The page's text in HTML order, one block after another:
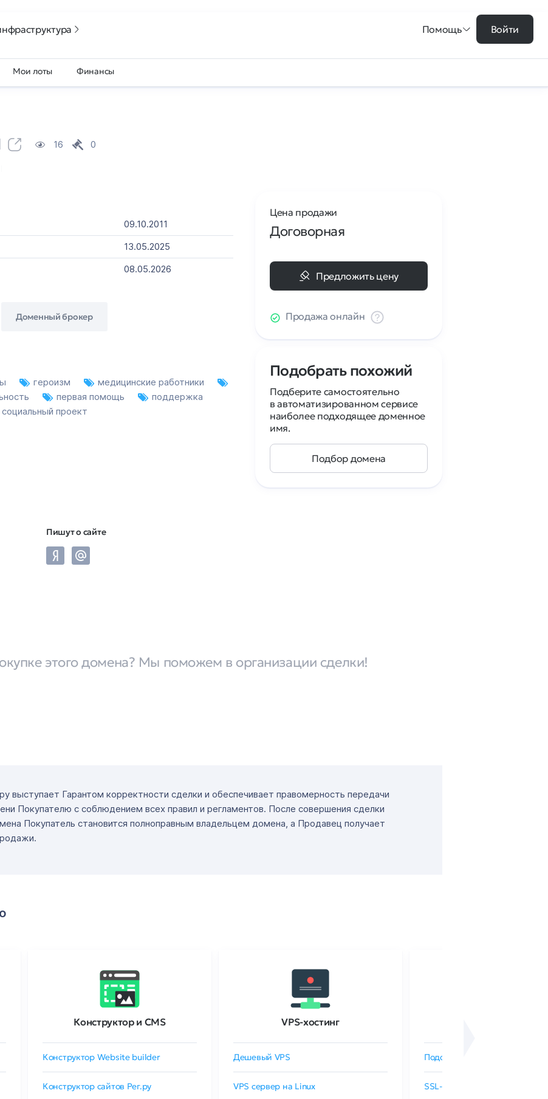
Помощь Войти
Мои лоты Финансы
16 0
09.10.2011
13.05.2025
08.05.2026
Доменный брокер
героизм
медицинские работники
первая помощь
поддержка
социальный проект
Пишут о сайте
Цена продажи
Договорная
Предложить цену
Продажа онлайн
Подобрать похожий
Подберите самостоятельно
в автоматизированном сервисе
наиболее подходящее доменное
имя.
Подбор домена
этого домена? Мы поможем в организации сделки!
выступает Гарантом корректности сделки и обеспечивает правомерность передачи
Покупателю с соблюдением всех правил и регламентов. После совершения сделки
Покупатель становится полноправным владельцем домена, а Продавец получает
Конструктор и CMS
Конструктор Website builder
Конструктор сайтов Рег.ру
VPS-хостинг
Дешевый VPS
VPS сервер на Linux
Подобрать SSL-сертификат
SSL-сертификаты GlobalSign